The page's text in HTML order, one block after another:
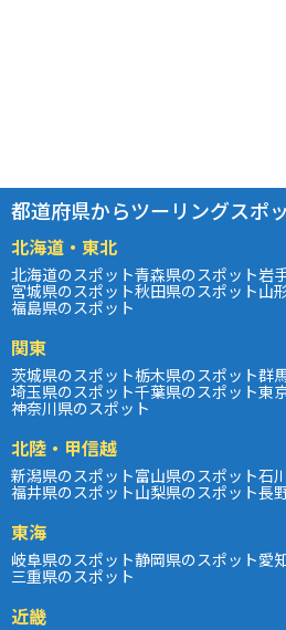
都道府県からツーリングスポ
北海道・東北
北海道のスポット青森県のスポット岩
宮城県のスポット秋田県のスポット山
福島県のスポット
関東
茨城県のスポット栃木県のスポット群
埼玉県のスポット千葉県のスポット東
神奈川県のスポット
北陸・甲信越
新潟県のスポット富山県のスポット石
福井県のスポット山梨県のスポット長
東海
岐阜県のスポット静岡県のスポット愛
三重県のスポット
近畿